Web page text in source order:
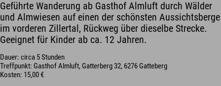
Geführte Wanderung ab Gasthof Almluft durch Wälder
und Almwiesen auf einen der schönsten Aussichtsberge
im vorderen Zillertal, Rückweg über dieselbe Strecke.
Geeignet für Kinder ab ca. 12 Jahren.
Dauer: circa 5 Stunden
Treffpunkt: Gasthof Almluft, Gatterberg 32, 6276 Gatteberg
Kosten: 15,00 €